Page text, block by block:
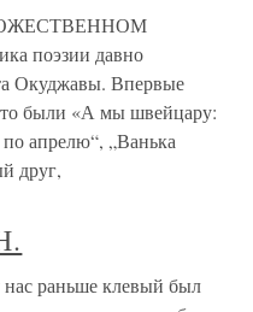
поэзии давно
Окуджавы. Впервые
были «А мы швейцару:
апрелю“, „Ванька
друг,
раньше клевый был